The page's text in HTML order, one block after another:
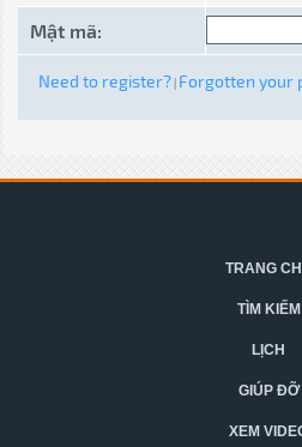
Mật mã:
Need to register? Forgotten your
TRANG
TÌM KIẾM
LỊCH
GIÚP ĐỠ
XEM